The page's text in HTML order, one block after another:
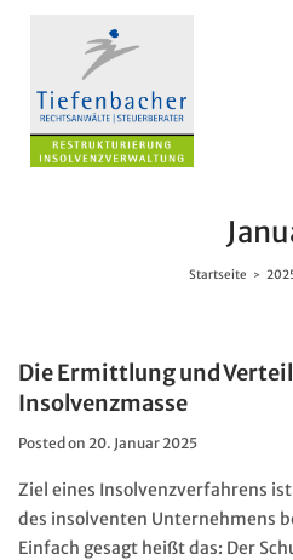
Startseite >
Die Ermittlung und
Insolvenzmasse
Posted on 20. Januar 2025
Ziel eines Insolvenzverfahrens
des insolventen Unternehmens
Einfach gesagt heißt das: Der